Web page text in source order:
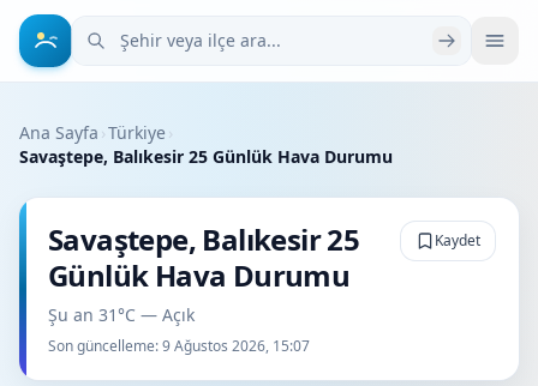
Şehir veya ilçe ara
Ana Sayfa ›Türkiye›
Savaştepe, Balıkesir 25 Günlük Hava Durumu
Savaştepe, Balıkesir 25
Günlük Hava Durumu
Şu an 31°C — Açık
Son güncelleme:9 Ağustos 2026, 15:07
Kaydet